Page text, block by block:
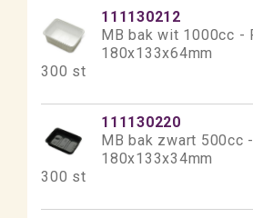
111130212
MB bak wit 1000cc -
180x133x64mm
300 st
111130220
MB bak zwart 500cc
180x133x34mm
300 st